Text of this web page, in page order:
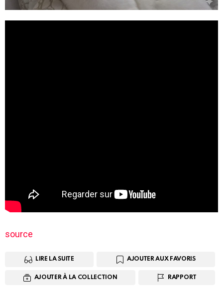
source
LIRE LA SUITE AJOUTER AUX FAVORIS
AJOUTER À LA COLLECTION RAPPORT